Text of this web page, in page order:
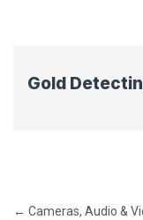
Gold
← Cameras, Audio &